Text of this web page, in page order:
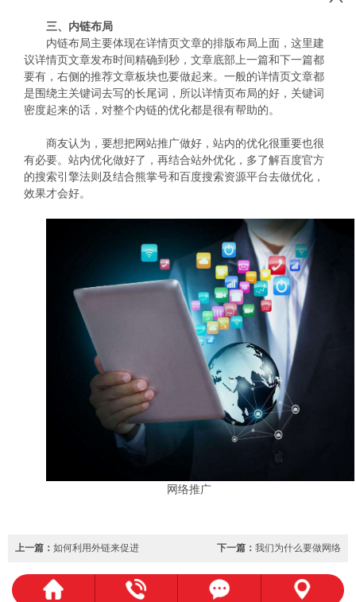
三、内链布局
内链布局主要体现在详情页文章的排版布局上面，这里建
议详情页文章发布时间精确到秒，文章底部上一篇和下一篇都
要有，右侧的推荐文章板块也要做起来。一般的详情页文章都
是围绕主关键词去写的长尾词，所以详情页布局的好，关键词
密度起来的话，对整个内链的优化都是很有帮助的。
商友认为，要想把网站推广做好，站内的优化很重要也很
有必要。站内优化做好了，再结合站外优化，多了解百度官方
的搜索引擎法则及结合熊掌号和百度搜索资源平台去做优化，
效果才会好。
网络推广
上一篇： 如何利用外链来促进
网络推广？
下一篇：我们为什么要做网络
推广？